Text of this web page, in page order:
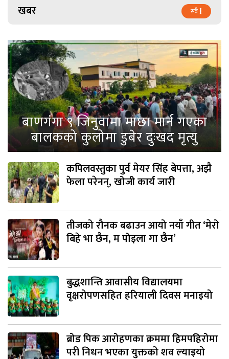
खबर सबै
बाणगंगा ९ जिनुवामा माछा मार्न गएका
बालकको कुलोमा डुबेर दुःखद मृत्यु
कपिलवस्तुका पुर्व मेयर सिंह बेपत्ता, अझै
फेला परेनन्, खोजी कार्य जारी
तीजको रौनक बढाउन आयो नयाँ गीत ‘मेरो
बिहे भा छैन, म पोइला गा छैन’
बुद्धशान्ति आवासीय विद्यालयमा
वृक्षरोपणसहित हरियाली दिवस मनाइयो
ब्रोड पिक आरोहणका क्रममा हिमपहिरोमा
परी निधन भएका युक्तको शव ल्याइयो